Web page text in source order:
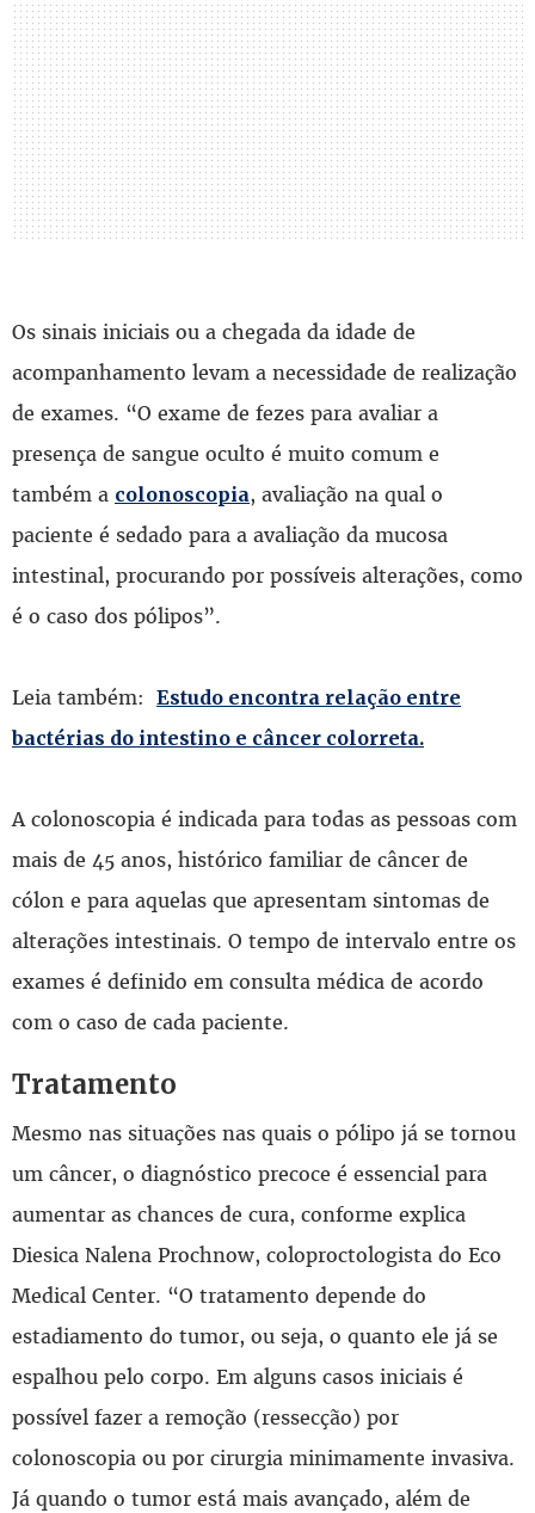
Os sinais iniciais ou a chegada da idade de
acompanhamento levam a necessidade de realização
de exames. “O exame de fezes para avaliar a
presença de sangue oculto é muito comum e
também a colonoscopia, avaliação na qual o
paciente é sedado para a avaliação da mucosa
intestinal, procurando por possíveis alterações, como
é o caso dos pólipos”.
Leia também: Estudo encontra relação entre
bactérias do intestino e câncer colorreta.
A colonoscopia é indicada para todas as pessoas com
mais de 45 anos, histórico familiar de câncer de
cólon e para aquelas que apresentam sintomas de
alterações intestinais. O tempo de intervalo entre os
exames é definido em consulta médica de acordo
com o caso de cada paciente.
Tratamento
Mesmo nas situações nas quais o pólipo já se tornou
um câncer, o diagnóstico precoce é essencial para
aumentar as chances de cura, conforme explica
Diesica Nalena Prochnow, coloproctologista do Eco
Medical Center. “O tratamento depende do
estadiamento do tumor, ou seja, o quanto ele já se
espalhou pelo corpo. Em alguns casos iniciais é
possível fazer a remoção (ressecção) por
colonoscopia ou por cirurgia minimamente invasiva.
Já quando o tumor está mais avançado, além de